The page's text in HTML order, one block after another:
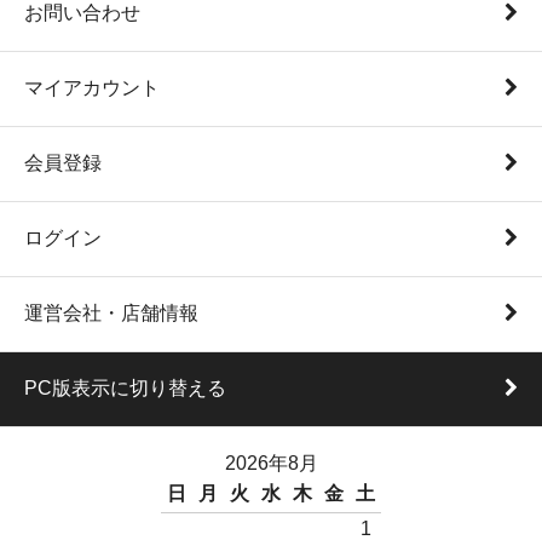
お問い合わせ
マイアカウント
会員登録
ログイン
運営会社・店舗情報
PC版表示に切り替える
2026年8月
日
月 火 水 木 金
土
1